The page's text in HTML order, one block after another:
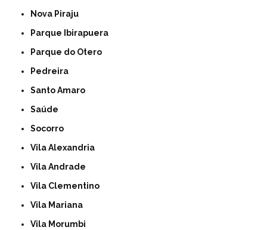
Nova Piraju
Parque Ibirapuera
Parque do Otero
Pedreira
Santo Amaro
Saúde
Socorro
Vila Alexandria
Vila Andrade
Vila Clementino
Vila Mariana
Vila Morumbi